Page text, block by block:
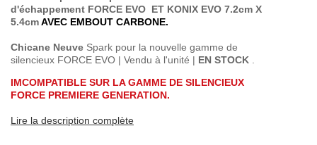
d'échappement FORCE EVO ET KONIX EVO 7.2cm X
5.4cmAVEC EMBOUT CARBONE.
Chicane Neuve Spark pour la nouvelle gamme de
silencieux FORCE EVO | Vendu à l'unité | EN STOCK .
IMCOMPATIBLE SUR LA GAMME DE SILENCIEUX
FORCE PREMIERE GENERATION.
Lire la description complète